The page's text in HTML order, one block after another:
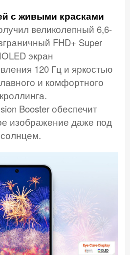
с живыми красками
великолепный 6,6-
FHD+ Super
экран
120 Гц и яркостью
и комфортного
Booster обеспечит
изображение даже под
солнцем.